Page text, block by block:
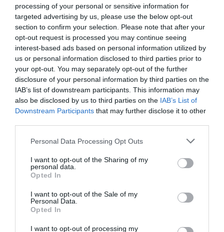
processing of your personal or sensitive information for
targeted advertising by us, please use the below opt-out
section to confirm your selection. Please note that after your
opt-out request is processed you may continue seeing
interest-based ads based on personal information utilized by
us or personal information disclosed to third parties prior to
your opt-out. You may separately opt-out of the further
disclosure of your personal information by third parties on the
IAB’s list of downstream participants. This information may
also be disclosed by us to third parties on the IAB’s List of
Downstream Participants that may further disclose it to other
Personal Data Processing Opt Outs
I want to opt-out of the Sharing of my
personal data.
Opted In
I want to opt-out of the Sale of my
Personal Data.
Opted In
I want to opt-out of processing my
Innovación dermatológica e investigación
científica al servicio del cuidado de la piel
MartiDerm amplía su gama de shots
con Collagen Lift
Noticias y novedades
Redacción
09/10/2023
Nacen los Colnatur Day para
promover la actividad física y el
cuidado de la salud osteoarticular
Noticias y novedades
Redacción
Complex, que ayuda a mantener un ritmo de
vida activo
beneficio en piel, articulaciones y
12/06/2023